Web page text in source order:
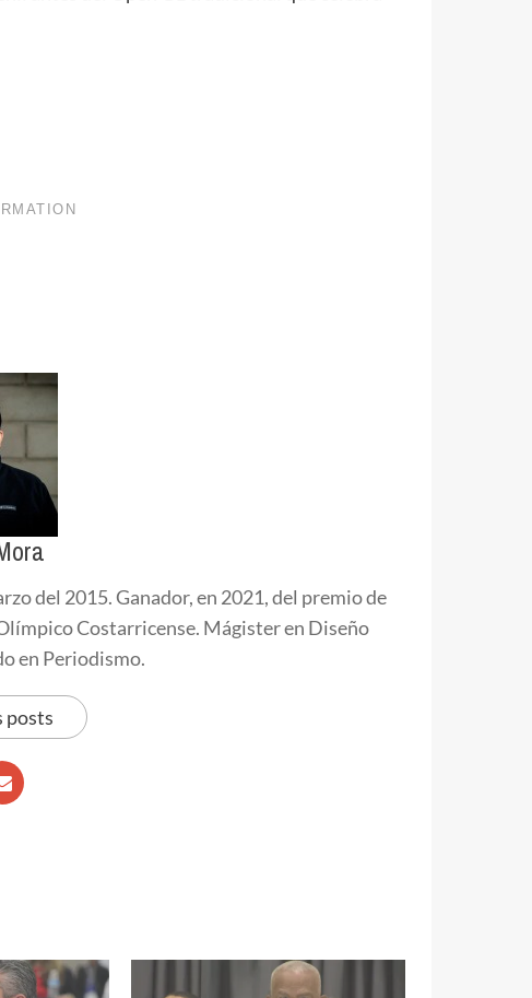
del 2015. Ganador, en 2021, del premio de
Costarricense. Mágister en Diseño
en Periodismo.
posts